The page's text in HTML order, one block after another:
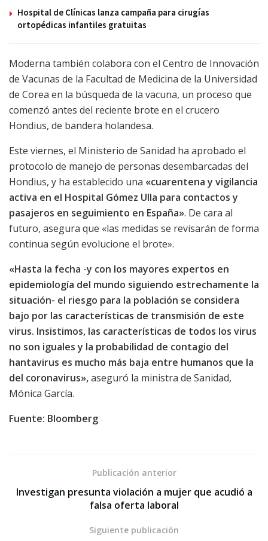
Hospital de Clínicas lanza campaña para cirugías
ortopédicas infantiles gratuitas
Moderna también colabora con el Centro de Innovación
de Vacunas de la Facultad de Medicina de la Universidad
de Corea en la búsqueda de la vacuna, un proceso que
comenzó antes del reciente brote en el crucero
Hondius, de bandera holandesa.
Este viernes, el Ministerio de Sanidad ha aprobado el
protocolo de manejo de personas desembarcadas del
Hondius, y ha establecido una «cuarentena y vigilancia
activa en el Hospital Gómez Ulla para contactos y
pasajeros en seguimiento en España». De cara al
futuro, asegura que «las medidas se revisarán de forma
continua según evolucione el brote».
«Hasta la fecha -y con los mayores expertos en
epidemiología del mundo siguiendo estrechamente la
situación- el riesgo para la población se considera
bajo por las características de transmisión de este
virus. Insistimos, las características de todos los virus
no son iguales y la probabilidad de contagio del
hantavirus es mucho más baja entre humanos que la
del coronavirus»,aseguró la ministra de Sanidad,
Mónica García.
Fuente: Bloomberg
Publicación anterior
Investigan presunta violación a mujer que acudió a
falsa oferta laboral
Siguiente publicación